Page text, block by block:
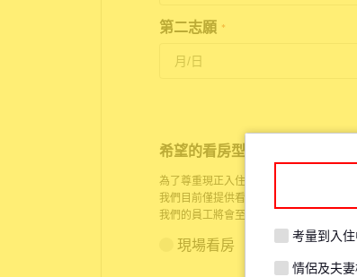
第二志願 *
希望的看房型態
為了尊重現正入住房客的生活隱私，在某
我們目前僅提供看房服務給人已身在日本
我們的員工將會至物件現場與您以
現場看房 線上看房
考量到入
情侶及夫妻